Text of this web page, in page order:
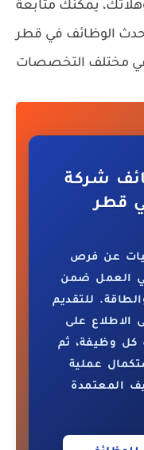
يمكنك متابعة
الوظائف في قطر
شركة
قطر
عن فرص
في العمل ضمن
للتقديم
الاطلاع على
كل وظيفة، ثم
عملية
المعتمدة